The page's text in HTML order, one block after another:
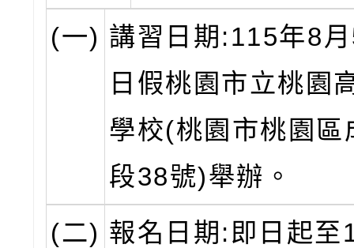
(一) 講習日期:115年8
日假桃園市立桃園
學校(桃園市桃園區
段38號)舉辦。
(二) 報名日期:即日起至